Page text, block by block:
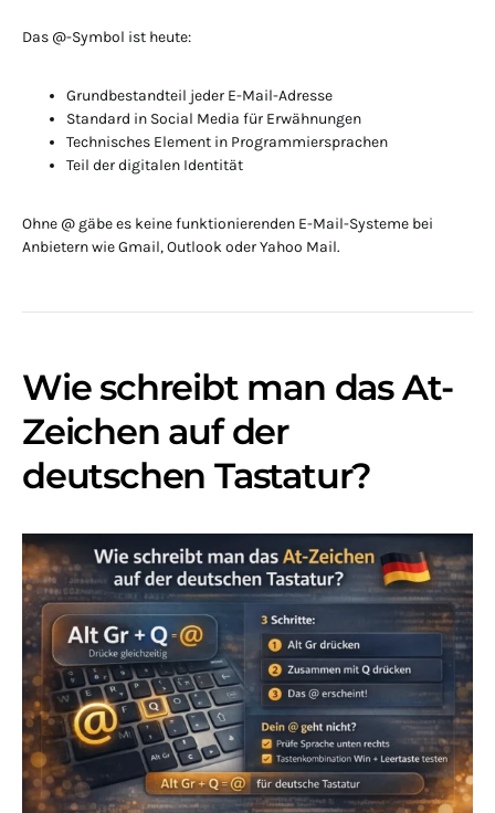
Das @-Symbol ist heute:
Grundbestandteil jeder E-Mail-Adresse
Standard in Social Media für Erwähnungen
Technisches Element in Programmiersprachen
Teil der digitalen Identität
Ohne @ gäbe es keine funktionierenden E-Mail-Systeme bei
Anbietern wie Gmail, Outlook oder Yahoo Mail.
Wie schreibt man das At-
Zeichen auf der
deutschen Tastatur?